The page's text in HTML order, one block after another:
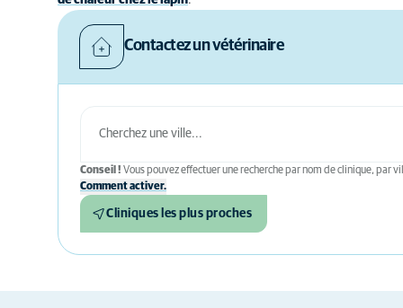
Contactez un vétérinaire
Conseil ! Vous pouvez effectuer une recherche par nom de clinique, par
Comment activer.
Cliniques les plus proches